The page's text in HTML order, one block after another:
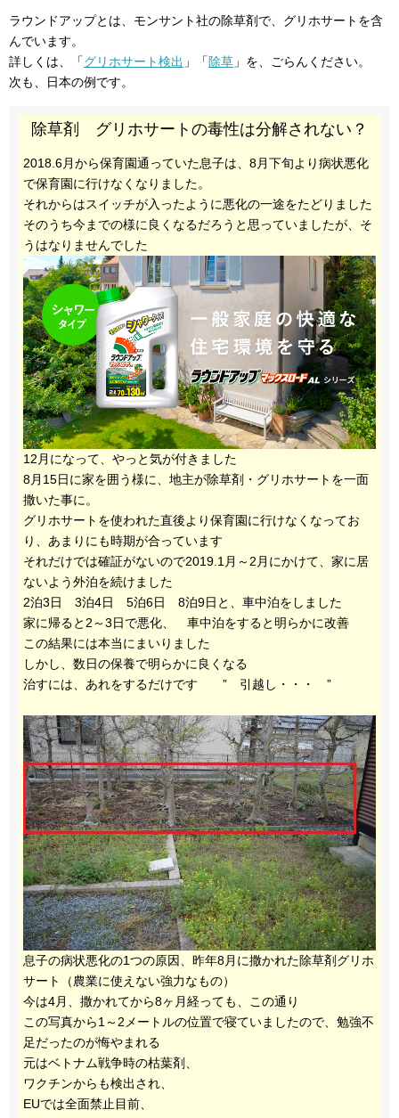
ラウンドアップとは、モンサント社の除草剤で、グリホサートを含
んでいます。
詳しくは、「グリホサート検出 」「 除草 」を、ごらんください。
次も、日本の例です。
除草剤 グリホサートの毒性は分解されない？
2018.6月から保育園通っていた息子は、8月下旬より病状悪化
で保育園に行けなくなりました。
それからはスイッチが入ったように悪化の一途をたどりました
そのうち今までの様に良くなるだろうと思っていましたが、そ
うはなりませんでした
12月になって、やっと気が付きました
8月15日に家を囲う様に、地主が除草剤・グリホサートを一面
撒いた事に。
グリホサートを使われた直後より保育園に行けなくなってお
り、あまりにも時期が合っています
それだけでは確証がないので2019.1月～2月にかけて、家に居
ないよう外泊を続けました
2泊3日 3泊4日 5泊6日 8泊9日と、車中泊をしました
家に帰ると2～3日で悪化、 車中泊をすると明らかに改善
この結果には本当にまいりました
しかし、数日の保養で明らかに良くなる
治すには、あれをするだけです ” 引越し・・・ ”
息子の病状悪化の1つの原因、昨年8月に撒かれた除草剤グリホ
サート（農業に使えない強力なもの）
今は4月、撒かれてから8ヶ月経っても、この通り
この写真から1～2メートルの位置で寝ていましたので、勉強不
足だったのが悔やまれる
元はベトナム戦争時の枯葉剤、
ワクチンからも検出され、
EUでは全面禁止目前、